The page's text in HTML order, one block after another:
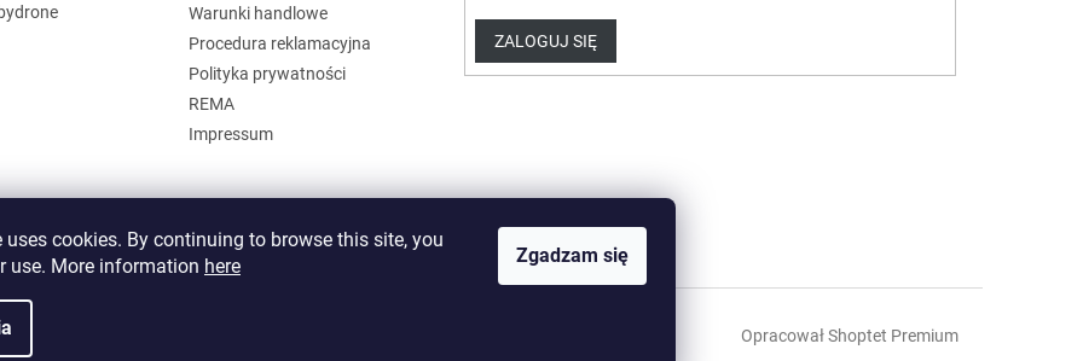
uses cookies. By continuing to browse this site, you
use. More information here Zgadzam się
Warunki handlowe
Procedura reklamacyjna
Polityka prywatności
REMA
Impressum
ZALOGUJ SIĘ
Opracował Shoptet Premium